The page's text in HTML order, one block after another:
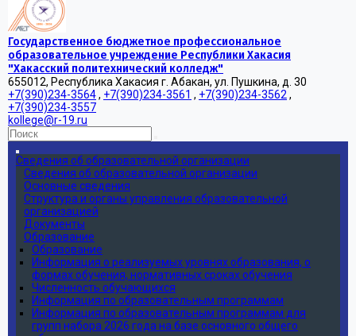
Государственное бюджетное профессиональное
образовательное учреждение Республики Хакасия
"Хакасский политехнический колледж"
655012, Республика Хакасия г. Абакан, ул. Пушкина, д. 30
+7(390)234-3564, +7(390)234-3561 , +7(390)234-3562 ,
+7(390)234-3557
kollege@r-19.ru
Сведения об образовательной организации
Сведения об образовательной организации
Основные сведения
Структура и органы управления образовательной
организацией
Документы
Образование
Образование
Информация о реализуемых уровнях образования, о
формах обучения, нормативных сроках обучения
Численность обучающихся
Информация по образовательным программам
Информация по образовательным программам для
групп набора 2026 года на базе основного общего